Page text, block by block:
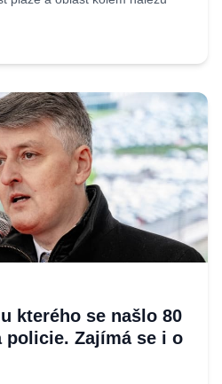
kterého se našlo 80
Zajímá se i o